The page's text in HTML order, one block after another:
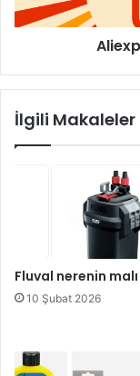
İlgili Makaleler
Fluval nerenin malı
10 Şubat 2026